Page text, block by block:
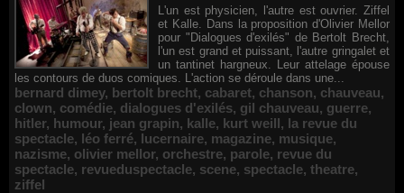
L'un est physicien, l'autre est ouvrier. Ziffel
et Kalle. Dans la proposition d'Olivier Mellor
pour "Dialogues d'exilés" de Bertolt Brecht,
l'un est grand et puissant, l'autre gringalet et
un tantinet hargneux. Leur attelage épouse
les contours de duos comiques. L'action se déroule dans une...
bernard dimey, bertolt brecht, cabaret, chanson, chauveau,
clown, comédie, dialogues d'exilés, gil chauveau, guerre,
hitler, humour, jean grapin, kalle, kurt weill, la revue du
spectacle, léo ferré, lucernaire, magazine, musique,
nazisme, olivier mellor, orchestre, parole, revue du
spectacle, revueduspectacle, scene, spectacle, theatre,
ziffel